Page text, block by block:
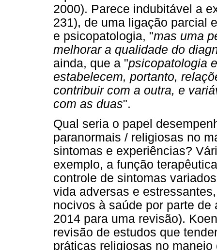
2000). Parece indubitável a
231), de uma ligação parcial
e psicopatologia, "mas uma
melhorar a qualidade do
ainda, que a "psicopatologia
estabelecem, portanto,
contribuir com a outra, e
com as duas".
Qual seria o papel
paranormais / religiosas no
sintomas e experiências?
exemplo, a função
controle de sintomas
vida adversas e
nocivos à saúde por parte
2014 para uma revisão).
revisão de estudos que
práticas religiosas no